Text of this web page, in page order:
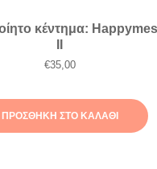
κέντημα:
€35,00
ΠΡΟΣΘΉΚΗ ΣΤΟ ΚΑΛΆΘΙ